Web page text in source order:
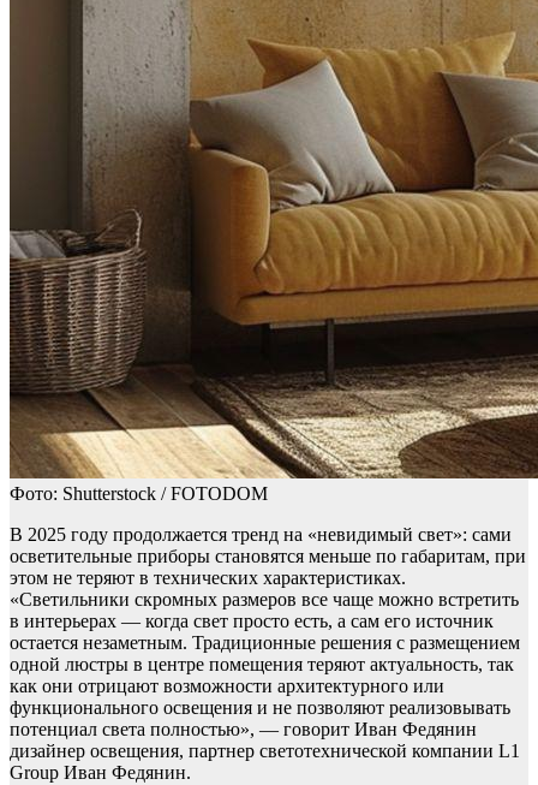
Фото: Shutterstock / FOTODOM
В 2025 году продолжается тренд на «невидимый свет»: сами
осветительные приборы становятся меньше по габаритам, при
этом не теряют в технических характеристиках.
«Светильники скромных размеров все чаще можно встретить
в интерьерах — когда свет просто есть, а сам его источник
остается незаметным. Традиционные решения с размещением
одной люстры в центре помещения теряют актуальность, так
как они отрицают возможности архитектурного или
функционального освещения и не позволяют реализовывать
потенциал света полностью», — говорит Иван Федянин
дизайнер освещения, партнер светотехнической компании L1
Group Иван Федянин.